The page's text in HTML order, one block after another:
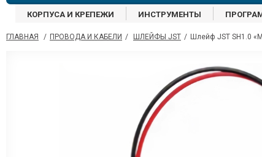
КОРПУСА И КРЕПЕЖИ ИНСТРУМЕНТЫ
ГЛАВНАЯ / ПРОВОДА И КАБЕЛИ / ШЛЕЙФЫ JST / Шлейф JST SH1.0